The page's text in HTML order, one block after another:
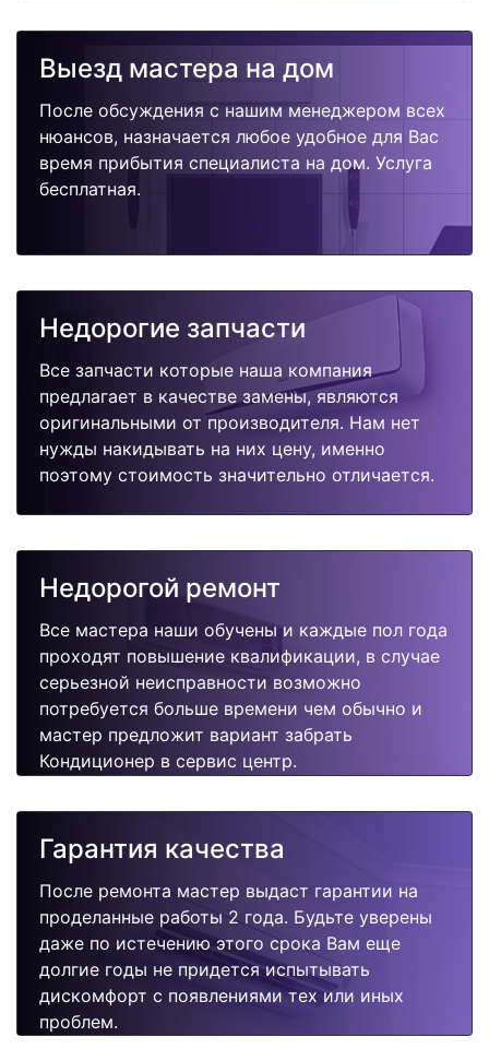
вызывать мастера для поиска других
поломок.
Выезд мастера на дом
После обсуждения с нашим менеджером всех
нюансов, назначается любое удобное для Вас
время прибытия специалиста на дом. Услуга
бесплатная.
Недорогие запчасти
Все запчасти которые наша компания
предлагает в качестве замены, являются
оригинальными от производителя. Нам нет
нужды накидывать на них цену, именно
поэтому стоимость значительно отличается.
Недорогой ремонт
Все мастера наши обучены и каждые пол года
проходят повышение квалификации, в случае
серьезной неисправности возможно
потребуется больше времени чем обычно и
мастер предложит вариант забрать
Кондиционер в сервис центр.
Гарантия качества
После ремонта мастер выдаст гарантии на
проделанные работы 2 года. Будьте уверены
даже по истечению этого срока Вам еще
долгие годы не придется испытывать
дискомфорт с появлениями тех или иных
проблем.